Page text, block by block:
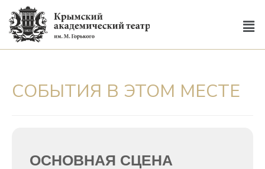
СОБЫТИЯ В ЭТОМ МЕСТЕ
ОСНОВНАЯ СЦЕНА